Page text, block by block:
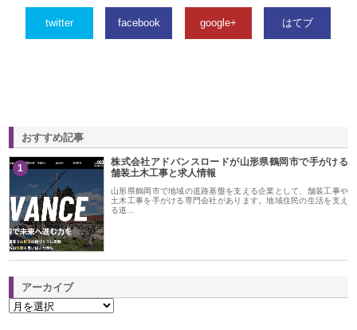
twitter facebook google+ はてブ
おすすめ記事
1
株式会社アドバンスロードが山形県鶴岡市で手がける
舗装土木工事と求人情報
山形県鶴岡市で地域の道路基盤を支える企業として、舗装工事や
土木工事を手がける専門会社があります。地域住民の生活を支え
る道…
アーカイブ